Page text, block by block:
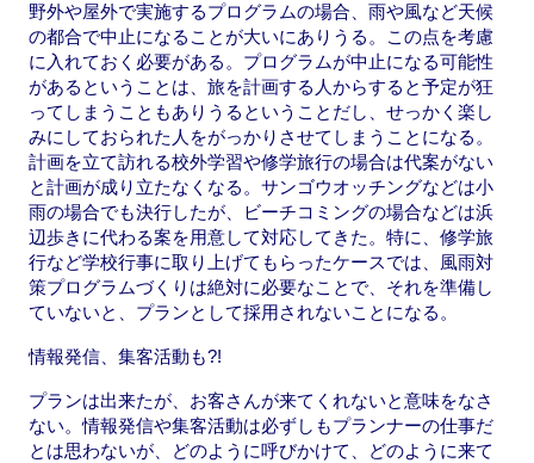
野外や屋外で実施するプログラムの場合、雨や風など天候
の都合で中止になることが大いにありうる。この点を考慮
に入れておく必要がある。プログラムが中止になる可能性
があるということは、旅を計画する人からすると予定が狂
ってしまうこともありうるということだし、せっかく楽し
みにしておられた人をがっかりさせてしまうことになる。
計画を立て訪れる校外学習や修学旅行の場合は代案がない
と計画が成り立たなくなる。サンゴウオッチングなどは小
雨の場合でも決行したが、ビーチコミングの場合などは浜
辺歩きに代わる案を用意して対応してきた。特に、修学旅
行など学校行事に取り上げてもらったケースでは、風雨対
策プログラムづくりは絶対に必要なことで、それを準備し
ていないと、プランとして採用されないことになる。
情報発信、集客活動も?!
プランは出来たが、お客さんが来てくれないと意味をなさ
ない。情報発信や集客活動は必ずしもプランナーの仕事だ
とは思わないが、どのように呼びかけて、どのように来て